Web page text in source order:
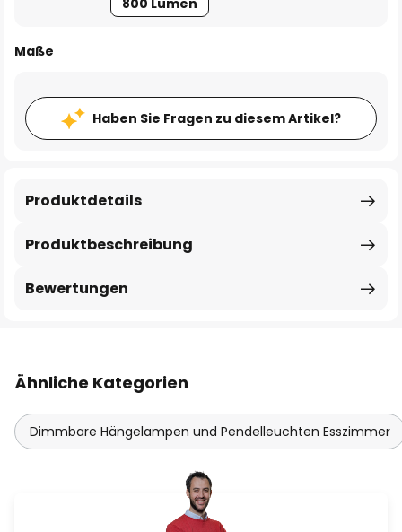
800 Lumen
Maße
Haben Sie Fragen zu diesem Artikel?
Produktbeschreibung
Produktdetails
Bewertungen
Ähnliche Kategorien
Dimmbare Hängelampen und Pendelleuchten Esszimmer